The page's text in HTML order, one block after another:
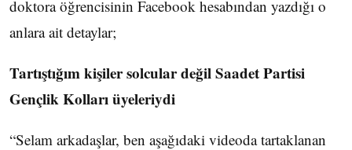
doktora öğrencisinin Facebook hesabından yazdığı o
anlara ait detaylar;
Tartıştığım kişiler solcular değil Saadet Partisi
Gençlik Kolları üyeleriydi
“Selam arkadaşlar, ben aşağıdaki videoda tartaklanan